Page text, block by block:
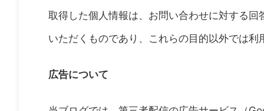
取得した個人情報は、お問い合わせに対する
いただくものであり、これらの目的以外では利
広告について